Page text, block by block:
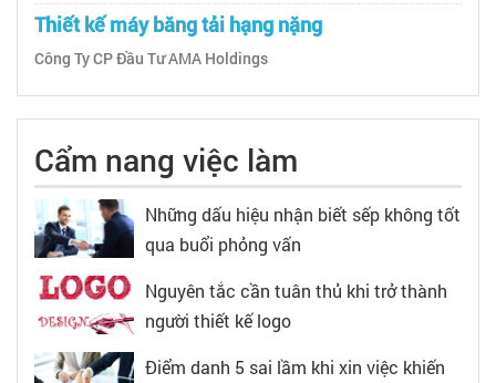
Thiết kế máy băng tải hạng nặng
Công Ty CP Đầu Tư AMA Holdings
Cẩm nang việc làm
Những dấu hiệu nhận biết sếp không tốt
qua buổi phỏng vấn
Nguyên tắc cần tuân thủ khi trở thành
người thiết kế logo
Điểm danh 5 sai lầm khi xin việc khiến